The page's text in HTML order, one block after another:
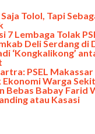
Tolol, Tapi
7 Lembaga Tolak
Deli Serdang di
‘Kongkalikong’
PSEL
Ekonomi Warga
Bebas Babay Farid
atau Kasasi